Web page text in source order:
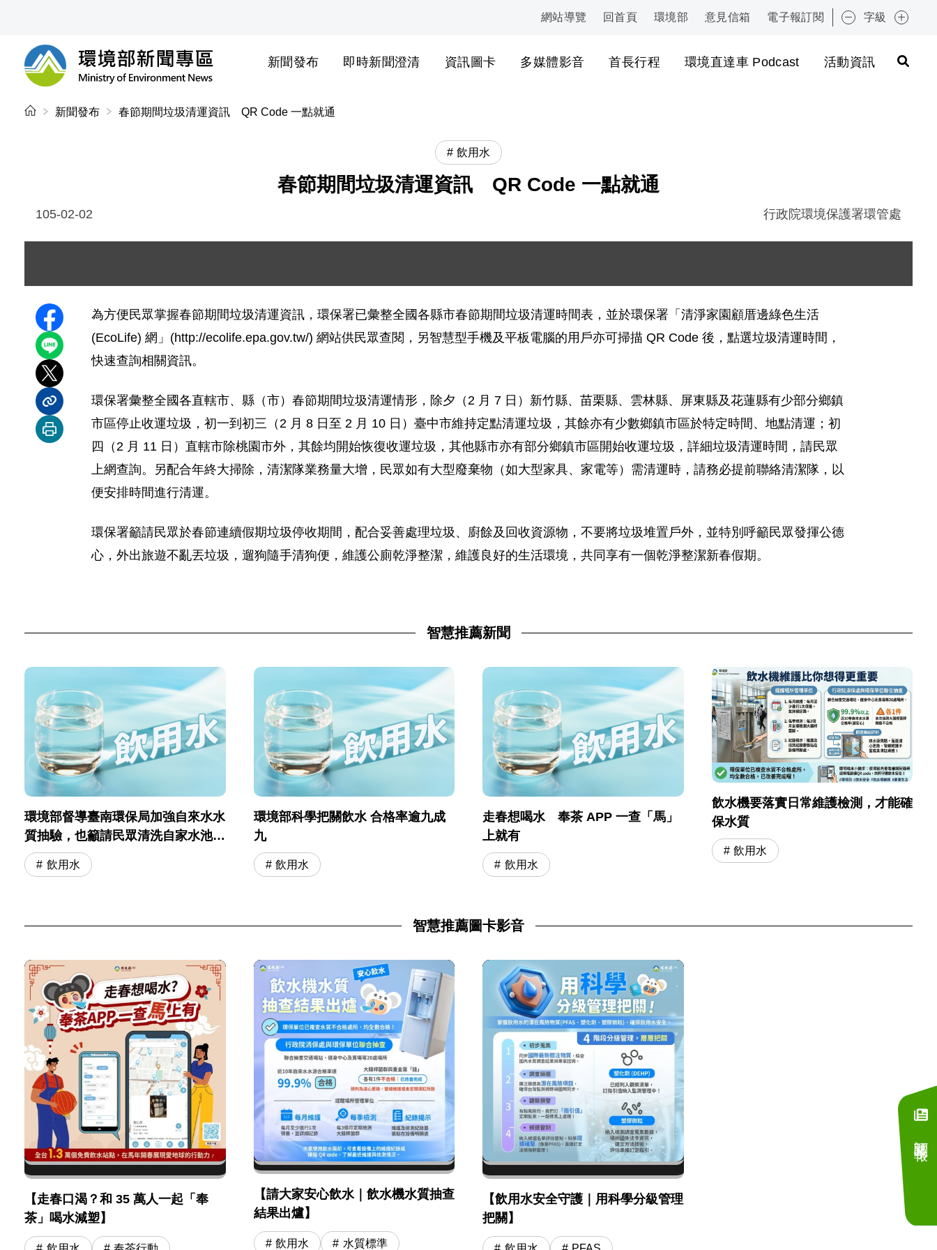
:::
網站導覽 回首頁 環境部 意見信箱 電子報訂閱 字級
環境部新聞專區
新聞發布 即時新聞澄清 資訊圖卡 多媒體影音 首長行程 環境直達車 Podcast 活動資訊
:::
新聞發布 春節期間垃圾清運資訊 QR Code 一點就通
飲用水
春節期間垃圾清運資訊 QR Code 一點就通
105-02-02 行政院環境保護署環管處
分享至 Facebook
分享到 LINE
分享到 X
分享內容連結
列印本頁
為方便民眾掌握春節期間垃圾清運資訊，環保署已彙整全國各縣市春節期間垃圾清運時間表，並於環保署「清淨家園顧厝邊綠色生活
(EcoLife) 網」(http://ecolife.epa.gov.tw/) 網站供民眾查閱，另智慧型手機及平板電腦的用戶亦可掃描 QR Code 後，點選垃圾清運時間，
快速查詢相關資訊。
環保署彙整全國各直轄市、縣（市）春節期間垃圾清運情形，除夕（2 月 7 日）新竹縣、苗栗縣、雲林縣、屏東縣及花蓮縣有少部分鄉鎮
市區停止收運垃圾，初一到初三（2 月 8 日至 2 月 10 日）臺中市維持定點清運垃圾，其餘亦有少數鄉鎮市區於特定時間、地點清運；初
四（2 月 11 日）直轄市除桃園市外，其餘均開始恢復收運垃圾，其他縣市亦有部分鄉鎮市區開始收運垃圾，詳細垃圾清運時間，請民眾
上網查詢。另配合年終大掃除，清潔隊業務量大增，民眾如有大型廢棄物（如大型家具、家電等）需清運時，請務必提前聯絡清潔隊，以
便安排時間進行清運。
環保署籲請民眾於春節連續假期垃圾停收期間，配合妥善處理垃圾、廚餘及回收資源物，不要將垃圾堆置戶外，並特別呼籲民眾發揮公德
心，外出旅遊不亂丟垃圾，遛狗隨手清狗便，維護公廁乾淨整潔，維護良好的生活環境，共同享有一個乾淨整潔新春假期。
智慧推薦新聞
環境部督導臺南環保局加強自來水水
質抽驗，也籲請民眾清洗自家水池水
塔，維護用水安全
飲用水
環境部科學把關飲水 合格率逾九成
九
飲用水
走春想喝水 奉茶 APP 一查「馬」
上就有
飲用水
飲水機要落實日常維護檢測，才能確
保水質
飲用水
智慧推薦圖卡影音
【走春口渴？和 35 萬人一起「奉
茶」喝水減塑】
【請大家安心飲水｜飲水機水質抽查
結果出爐】
飲用水 水質標準
【飲用水安全守護｜用科學分級管理
把關】